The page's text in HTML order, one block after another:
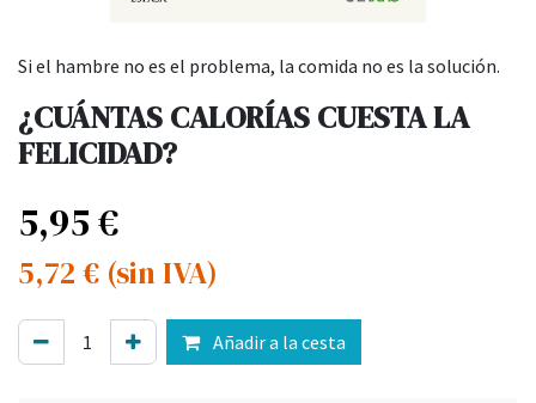
Si el hambre no es el problema, la comida no es la solución.
¿CUÁNTAS CALORÍAS CUESTA LA
FELICIDAD?
5,95€
5,72 € (sin IVA)
Añadir a la cesta